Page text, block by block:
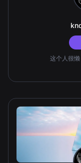
这个人很